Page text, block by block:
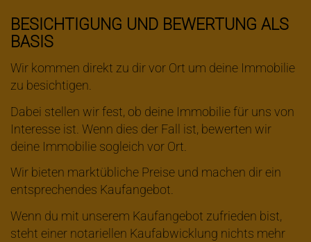
BESICHTIGUNG UND BEWERTUNG ALS
BASIS
Wir kommen direkt zu dir vor Ort um deine Immobilie
zu besichtigen.
Dabei stellen wir fest, ob deine Immobilie für uns von
Interesse ist. Wenn dies der Fall ist, bewerten wir
deine Immobilie sogleich vor Ort.
Wir bieten marktübliche Preise und machen dir ein
entsprechendes Kaufangebot.
Wenn du mit unserem Kaufangebot zufrieden bist,
steht einer notariellen Kaufabwicklung nichts mehr